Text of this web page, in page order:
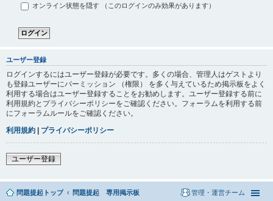
オンライン状態を隠す （このログインのみ効果があります）
ユーザー登録
ログインするにはユーザー登録が必要です。多くの場合、管理人はゲストより
も登録ユーザーにパーミッション （権限） を多く与えているため掲示板をよく
利用する場合はユーザー登録することをお勧めします。ユーザー登録する前に
利用規約とプライバシーポリシーをご確認ください。フォーラムを利用する前
にフォーラムルールをご確認ください。
利用規約 | プライバシーポリシー
ユーザー登録
問題提起トップ 問題提起 専用掲示板 管理・運営チーム